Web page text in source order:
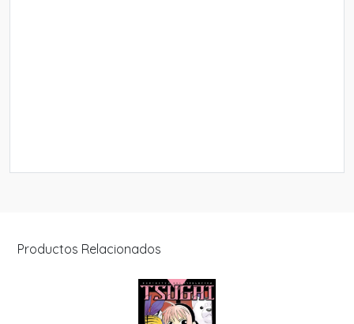
Productos Relacionados